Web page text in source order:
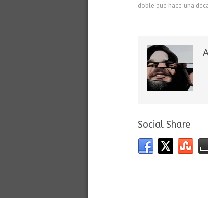
doble que hace una
Social Share